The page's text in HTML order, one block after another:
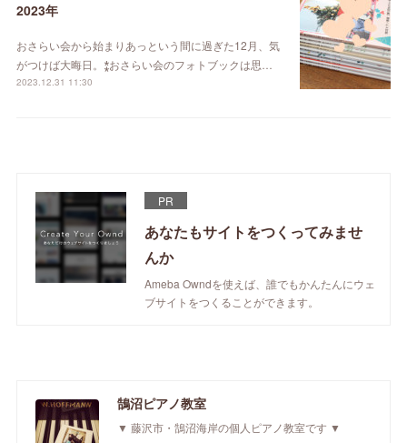
2023年
おさらい会から始まりあっという間に過ぎた12月、気
がつけば大晦日。⁑おさらい会のフォトブックは思…
2023.12.31 11:30
PR
あなたもサイトをつくってみませ
んか
Ameba Owndを使えば、誰でもかんたんにウェ
ブサイトをつくることができます。
鵠沼ピアノ教室
▼ 藤沢市・鵠沼海岸の個人ピアノ教室です ▼